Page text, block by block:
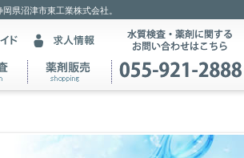
県沼津市東工業株式会社。